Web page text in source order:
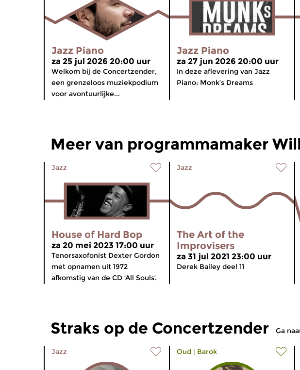
Jazz Piano
za 25 jul 2026 20:00 uur
Welkom bij de Concertzender,
een grenzeloos muziekpodium
voor avontuurlijke...
Jazz Piano
za 27 jun 2026 20:00 uur
In deze aflevering van Jazz
Piano: Monk’s Dreams
Meer van programmamaker
Jazz
House of Hard Bop
za 20 mei 2023 17:00 uur
Tenorsaxofonist Dexter Gordon
met opnamen uit 1972
afkomstig van de CD ‘All Souls’.
Jazz
The Art of the
Improvisers
za 31 jul 2021 23:00 uur
Derek Bailey deel 11
Straks op de Concertzender Ga
Jazz Oud | Barok